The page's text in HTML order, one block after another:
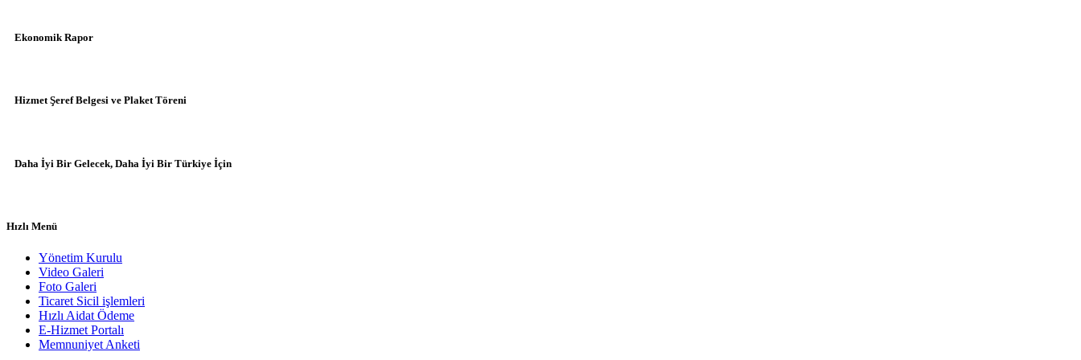
Ekonomik Rapor
Hizmet Şeref Belgesi ve Plaket Töreni
Daha İyi Bir Gelecek, Daha İyi Bir Türkiye İçin
Hızlı Menü
Yönetim Kurulu
Video Galeri
Foto Galeri
Ticaret Sicil işlemleri
Hızlı Aidat Ödeme
E-Hizmet Portalı
Memnuniyet Anketi